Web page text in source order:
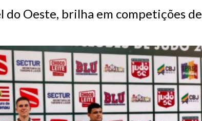
do Oeste, brilha em competições de